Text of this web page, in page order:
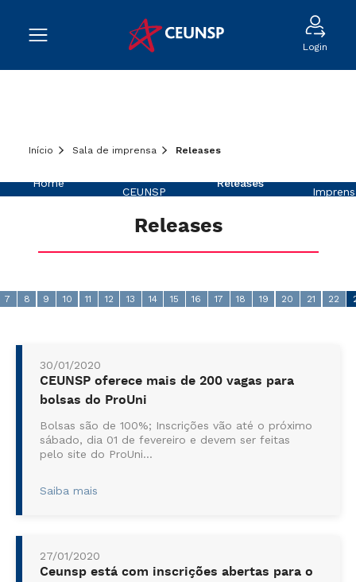
Login
Home
CEUNSP
Releases
Início Sala de imprensa Releases
Releases
7 8 9 10 11 12 13 14 15 16 17 18 19 20 21 22
30/01/2020
CEUNSP oferece mais de 200 vagas para
bolsas do ProUni
Bolsas são de 100%; Inscrições vão até o próximo
sábado, dia 01 de fevereiro e devem ser feitas
pelo site do ProUni...
Saiba mais
27/01/2020
Ceunsp está com inscrições abertas para o